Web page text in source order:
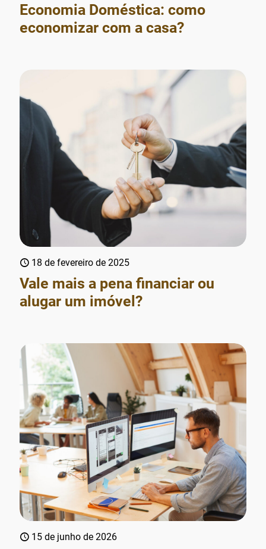
Economia Doméstica: como
economizar com a casa?
18 de fevereiro de 2025
Vale mais a pena financiar ou
alugar um imóvel?
15 de junho de 2026